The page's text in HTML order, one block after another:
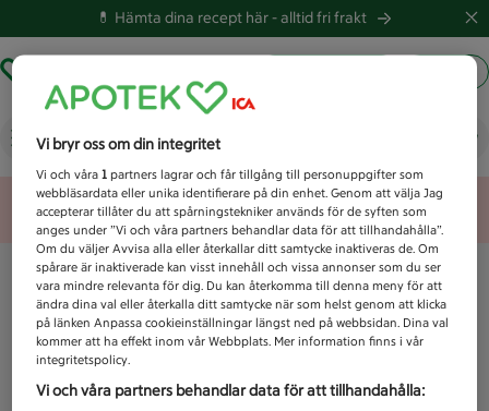
💊 Hämta dina recept här -alltid fri frakt
Vad letar du efter idag?
Unknown error
Vi bryr oss om din integritet
Vi och våra1 partners lagrar och får tillgång till personuppgifter som
webbläsardata eller unika identifierare på din enhet. Genom att välja Jag
accepterar tillåter du att spårningstekniker används för de syften som
anges under ”Vi och våra partners behandlar data för att tillhandahålla”.
Om du väljer Avvisa alla eller återkallar ditt samtycke inaktiveras de. Om
spårare är inaktiverade kan visst innehåll och vissa annonser som du ser
vara mindre relevanta för dig. Du kan återkomma till denna meny för att
ändra dina val eller återkalla ditt samtycke när som helst genom att klicka
på länken Anpassa cookieinställningar längst ned på webbsidan. Dina val
kommer att ha effekt inom vår Webbplats. Mer information finns i vår
integritetspolicy.
Vi och våra partners behandlar data för att tillhandahålla: